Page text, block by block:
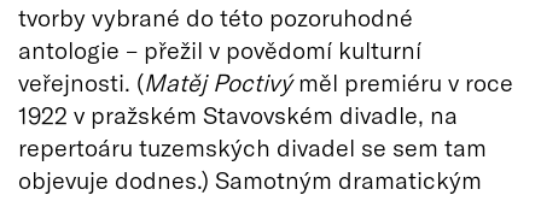
tvorby vybrané do této pozoruhodné
antologie – přežil v povědomí kulturní
veřejnosti. (Matěj Poctivýměl premiéru v roce
1922 v pražském Stavovském divadle, na
repertoáru tuzemských divadel se sem tam
objevuje dodnes.) Samotným dramatickým